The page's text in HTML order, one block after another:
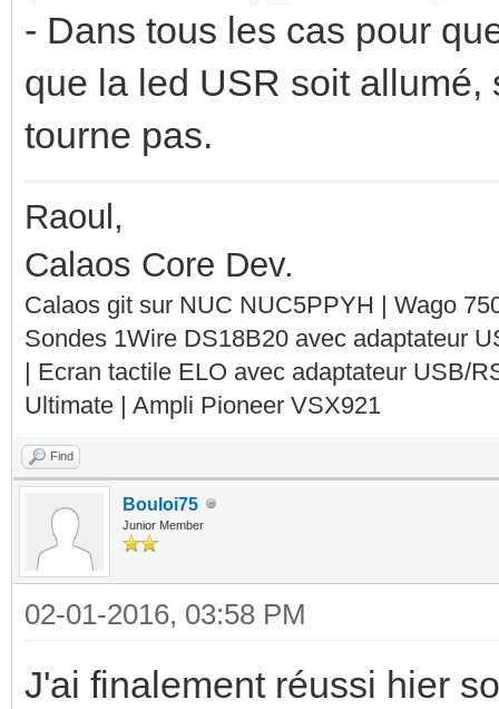
- Dans tous les cas pour
que la led USR soit
tourne pas.
Raoul,
Calaos Core Dev.
Calaos git sur NUC NUC5PPYH | Wago
Sondes 1Wire DS18B20 avec adaptateur
| Ecran tactile ELO avec adaptateur USB/
Ultimate | Ampli Pioneer VSX921
Find
Bouloi75
Junior Member
02-01-2016, 03:58 PM
J'ai finalement réussi hier